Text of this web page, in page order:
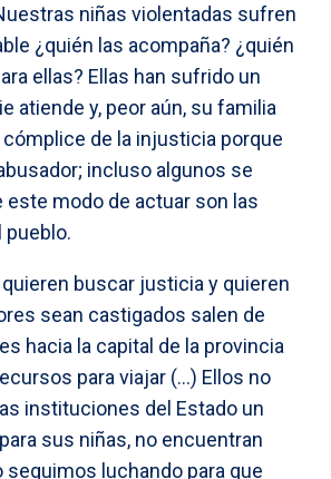
niñas violentadas sufren
¿quién las acompaña? ¿quién
ellas? Ellas han sufrido un
atiende y, peor aún, su familia
de la injusticia porque
incluso algunos se
este modo de actuar son las
buscar justicia y quieren
sean castigados salen de
hacia la capital de la provincia
para viajar (…) Ellos no
instituciones del Estado un
sus niñas, no encuentran
seguimos luchando para que